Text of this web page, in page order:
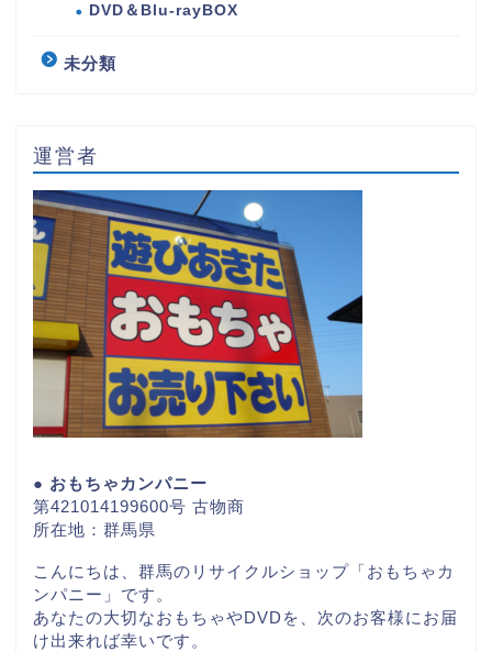
DVD＆Blu-rayBOX
未分類
運営者
● おもちゃカンパニー
第421014199600号 古物商
所在地：群馬県
こんにちは、群馬のリサイクルショップ「おもちゃカ
ンパニー」です。
あなたの大切なおもちゃやDVDを、次のお客様にお届
け出来れば幸いです。